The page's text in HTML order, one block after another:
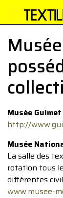
Musée
http://
Musée
La salle des
rotation tous
différentes
www.musee-